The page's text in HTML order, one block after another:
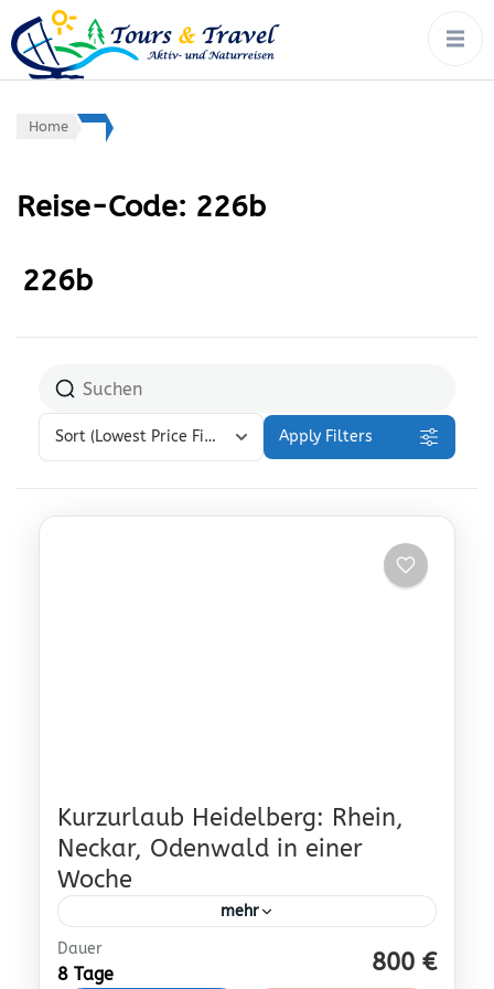
aktiv- &
Rad, Wandern, Wasser,
Gepäcktransport
Home
Reise-Code: 226b
226b
Sort (Lowest Price First) Apply Filters
Kurzurlaub Heidelberg: Rhein,
Neckar, Odenwald in einer
Woche
mehr
226b
Dauer
8 Tage 800 €